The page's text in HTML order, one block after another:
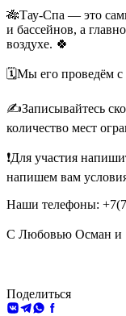
🎋Тау-Спа — это
и бассейнов, а
воздухе. 🍀
🗓️Мы его проведём с
✍️Записывайтесь
количество мест
❗️Для участия
напишем вам
Наши телефоны:
С Любовью Осман и
Поделиться
ВКонтакте
Telegram
WhatsApp
Facebook